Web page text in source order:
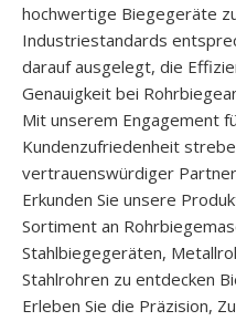
hochwertige Biegegeräte
Industriestandards
darauf ausgelegt, die
Genauigkeit bei
Mit unserem Engagement
Kundenzufriedenheit
vertrauenswürdiger
Erkunden Sie unsere
Sortiment an
Stahlbiegegeräten,
Stahlrohren zu entdecken
Erleben Sie die Präzision,